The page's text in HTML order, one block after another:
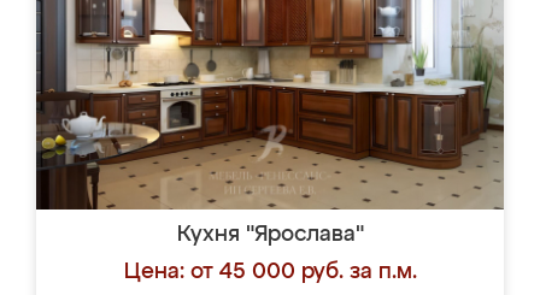
Кухня "Ярослава"
Цена: от 45 000 руб. за п.м.